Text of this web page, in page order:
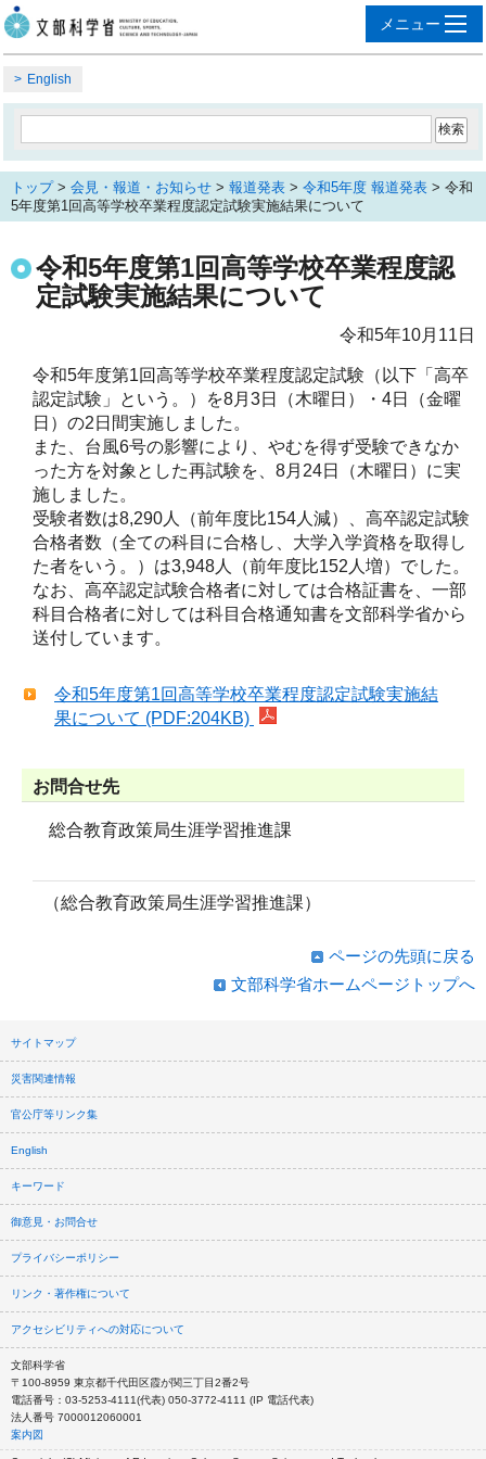
English
トップ> 会見・報道・お知らせ > 報道発表 > 令和5年度 報道発表 > 令和
5年度第1回高等学校卒業程度認定試験実施結果について
令和5年度第1回高等学校卒業程度認
定試験実施結果について
令和5年10月11日
令和5年度第1回高等学校卒業程度認定試験（以下「高卒
認定試験」という。）を8月3日（木曜日）・4日（金曜
日）の2日間実施しました。
また、台風6号の影響により、やむを得ず受験できなか
った方を対象とした再試験を、8月24日（木曜日）に実
施しました。
受験者数は8,290人（前年度比154人減）、高卒認定試験
合格者数（全ての科目に合格し、大学入学資格を取得し
た者をいう。）は3,948人（前年度比152人増）でした。
なお、高卒認定試験合格者に対しては合格証書を、一部
科目合格者に対しては科目合格通知書を文部科学省から
送付しています。
令和5年度第1回高等学校卒業程度認定試験実施結
果について (PDF:204KB)
お問合せ先
総合教育政策局生涯学習推進課
（総合教育政策局生涯学習推進課）
ページの先頭に戻る
文部科学省ホームページトップへ
サイトマップ
災害関連情報
官公庁等リンク集
English
キーワード
御意見・お問合せ
プライバシーポリシー
リンク・著作権について
アクセシビリティへの対応について
文部科学省
〒100-8959 東京都千代田区霞が関三丁目2番2号
電話番号：03-5253-4111(代表) 050-3772-4111 (IP 電話代表)
法人番号 7000012060001
案内図